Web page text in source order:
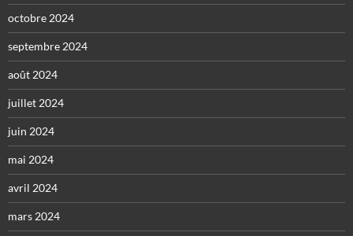
octobre 2024
septembre 2024
août 2024
juillet 2024
juin 2024
mai 2024
avril 2024
mars 2024